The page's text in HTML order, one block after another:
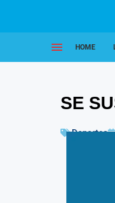
HOME
SE
Deportes